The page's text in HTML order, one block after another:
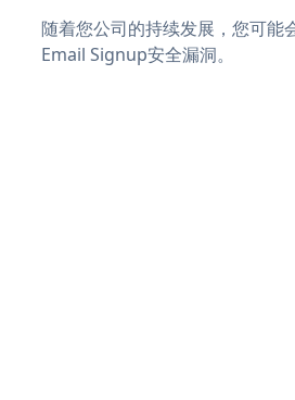
随着您公司的持续发展，您可
Email Signup安全漏洞。